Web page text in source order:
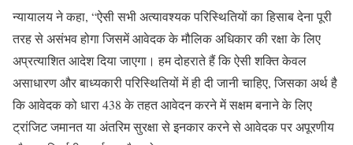
न्यायालय ने कहा, “ऐसी सभी अत्यावश्यक परिस्थितियों का हिसाब देना पूरी
तरह से असंभव होगा जिसमें आवेदक के मौलिक अधिकार की रक्षा के लिए
अप्रत्याशित आदेश दिया जाएगा। हम दोहराते हैं कि ऐसी शक्ति केवल
असाधारण और बाध्यकारी परिस्थितियों में ही दी जानी चाहिए, जिसका अर्थ है
कि आवेदक को धारा 438 के तहत आवेदन करने में सक्षम बनाने के लिए
ट्रांजिट जमानत या अंतरिम सुरक्षा से इनकार करने से आवेदक पर अपूरणीय